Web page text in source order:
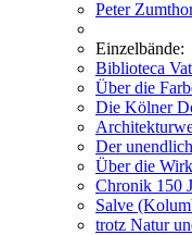
Peter
Einzelbände:
Biblioteca
Über die
Die Kölner
Der
Über die
Chronik 150
Salve
trotz Natur